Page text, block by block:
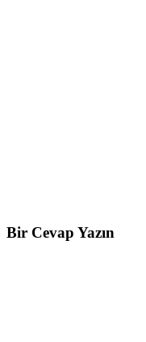
Bir Cevap Yazın